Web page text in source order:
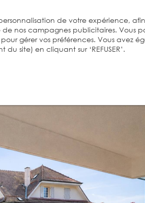
de votre expérience,
nos campagnes publicitaires. Vous
pour gérer vos préférences. Vous avez
site) en cliquant sur ‘REFUSER’.